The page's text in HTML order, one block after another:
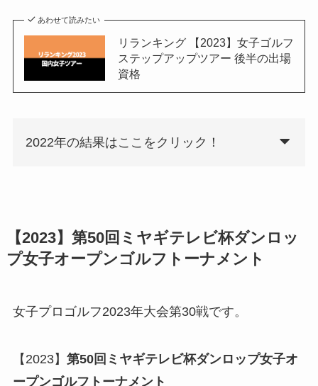
あわせて読みたい
リランキング 【2023】女子ゴルフ
ステップアップツアー 後半の出場
資格
2022年の結果はここをクリック！
【2023】 第50回ミヤギテレビ杯ダンロッ
プ女子オープンゴルフトーナメント
女子プロゴルフ2023年大会第30戦です。
【2023】 第50回ミヤギテレビ杯ダンロップ女子オ
ープンゴルフトーナメント